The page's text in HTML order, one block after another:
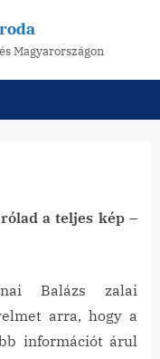
Magyarországon
a teljes kép –
Balázs zalai
arra, hogy a
információt árul